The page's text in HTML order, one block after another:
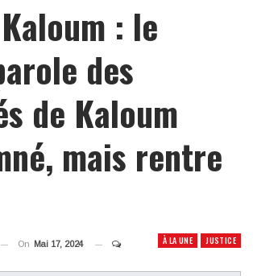
: le
des
de Kaloum
mais rentre
À LA UNE JUSTICE
On Mai 17, 2024